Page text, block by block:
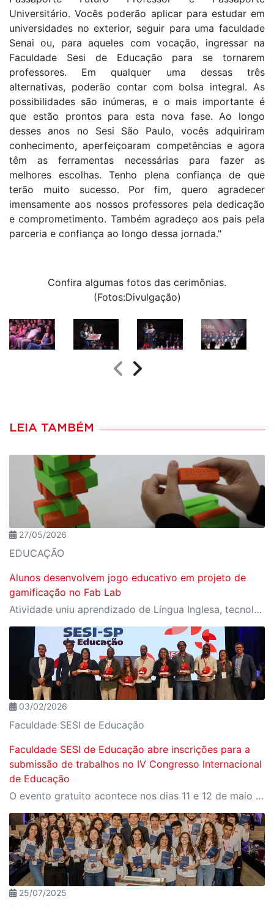
Universitário. Vocês poderão aplicar para estudar em
universidades no exterior, seguir para uma faculdade
Senai ou, para aqueles com vocação, ingressar na
Faculdade Sesi de Educação para se tornarem
professores. Em qualquer uma dessas três
alternativas, poderão contar com bolsa integral. As
possibilidades são inúmeras, e o mais importante é
que estão prontos para esta nova fase. Ao longo
desses anos no Sesi São Paulo, vocês adquiriram
conhecimento, aperfeiçoaram competências e agora
têm as ferramentas necessárias para fazer as
melhores escolhas. Tenho plena confiança de que
terão muito sucesso. Por fim, quero agradecer
imensamente aos nossos professores pela dedicação
e comprometimento. Também agradeço aos pais pela
parceria e confiança ao longo dessa jornada."
Confira algumas fotos das cerimônias.
(Fotos:Divulgação)
LEIA TAMBÉM
27/05/2026
EDUCAÇÃO
Alunos desenvolvem jogo educativo em projeto de
gamificação no Fab Lab
Atividade uniu aprendizado de Língua Inglesa, tecnologia e impressão 3D
03/02/2026
Faculdade SESI de Educação
Faculdade SESI de Educação abre inscrições para a
submissão de trabalhos no IV Congresso Internacional
de Educação
O evento gratuito acontece nos dias 11 e 12 de maio e reunirá especialistas em torno do tema “Educação que Transforma”. As vagas para participação presencial são limitadas, e a submissão de trabalhos pode ser feita até 31 de março
25/07/2025